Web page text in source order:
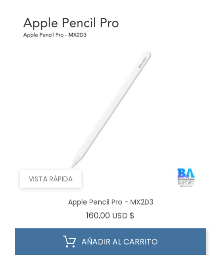
VISTA RÁPIDA
Apple Pencil Pro - MX2D3
160,00 USD $
AÑADIR AL CARRITO